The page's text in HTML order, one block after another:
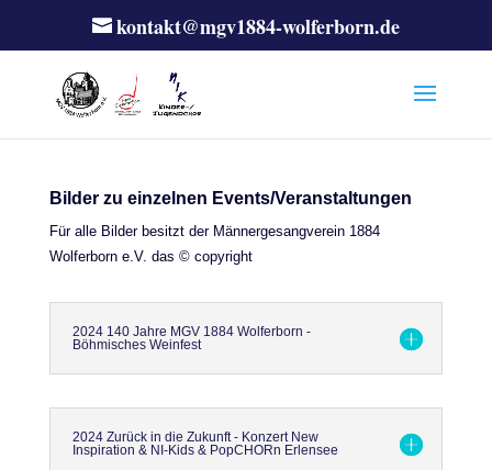
kontakt@mgv1884-wolferborn.de
Bilder zu einzelnen Events/Veranstaltungen
Für alle Bilder besitzt der Männergesangverein 1884
Wolferborn e.V. das © copyright
2024 140 Jahre MGV 1884 Wolferborn -
Böhmisches Weinfest
2024 Zurück in die Zukunft - Konzert New
Inspiration & NI-Kids & PopCHORn Erlensee